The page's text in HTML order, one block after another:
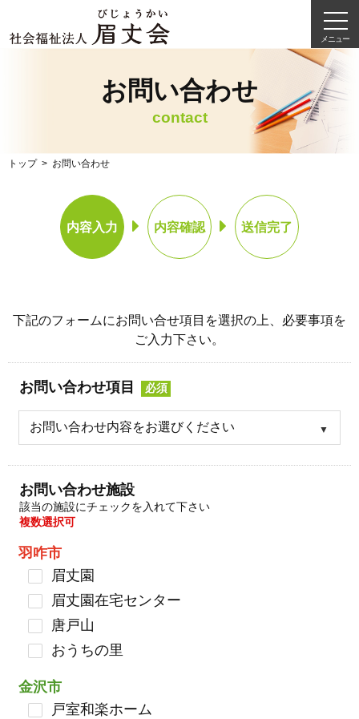
メニュー
お問い合わせ
contact
トップ お問い合わせ
内容入力 内容確認 送信完了
下記のフォームにお問い合せ項目を選択の上、必要事項を
ご入力下さい。
お問い合わせ項目 必須
お問い合わせ施設
該当の施設にチェックを入れて下さい
複数選択可
羽咋市
眉丈園
眉丈園在宅センター
唐戸山
おうちの里
金沢市
戸室和楽ホーム